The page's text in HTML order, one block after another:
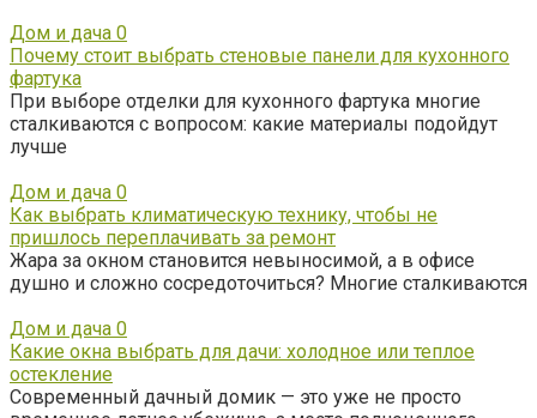
Дом и дача 0
Почему стоит выбрать стеновые панели для кухонного
фартука
При выборе отделки для кухонного фартука многие
сталкиваются с вопросом: какие материалы подойдут
лучше
Дом и дача 0
Как выбрать климатическую технику, чтобы не
пришлось переплачивать за ремонт
Жара за окном становится невыносимой, а в офисе
душно и сложно сосредоточиться? Многие сталкиваются
Дом и дача 0
Какие окна выбрать для дачи: холодное или теплое
остекление
Современный дачный домик — это уже не просто